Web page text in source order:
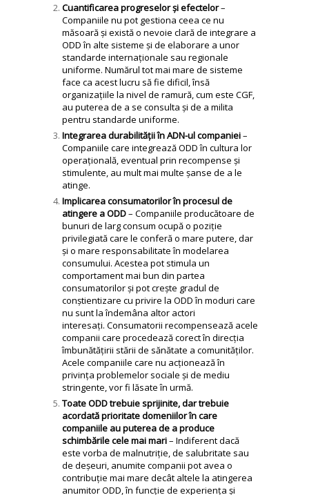
Cuantificarea progreselor și efectelor–
Companiile nu pot gestiona ceea ce nu
măsoară și există o nevoie clară de integrare a
ODD în alte sisteme și de elaborare a unor
standarde internaționale sau regionale
uniforme. Numărul tot mai mare de sisteme
face ca acest lucru să fie dificil, însă
organizațiile la nivel de ramură, cum este CGF,
au puterea de a se consulta și de a milita
pentru standarde uniforme.
Integrarea durabilității în ADN-ul companiei–
Companiile care integrează ODD în cultura lor
operațională, eventual prin recompense și
stimulente, au mult mai multe șanse de a le
atinge.
Implicarea consumatorilor în procesul de
atingere a ODD– Companiile producătoare de
bunuri de larg consum ocupă o poziție
privilegiată care le conferă o mare putere, dar
și o mare responsabilitate în modelarea
consumului. Acestea pot stimula un
comportament mai bun din partea
consumatorilor și pot crește gradul de
conștientizare cu privire la ODD în moduri care
nu sunt la îndemâna altor actori
interesați. Consumatorii recompensează acele
companii care procedează corect în direcția
îmbunătățirii stării de sănătate a comunităților.
Acele companiile care nu acționează în
privința problemelor sociale și de mediu
stringente, vor fi lăsate în urmă.
Toate ODD trebuie sprijinite, dar trebuie
acordată prioritate domeniilor în care
companiile au puterea de a produce
schimbările cele mai mari– Indiferent dacă
este vorba de malnutriție, de salubritate sau
de deșeuri, anumite companii pot avea o
contribuție mai mare decât altele la atingerea
anumitor ODD, în funcție de experiența și